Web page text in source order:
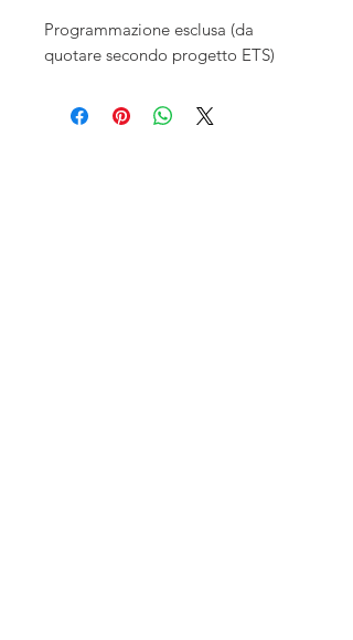
Programmazione esclusa (da
quotare secondo progetto ETS)